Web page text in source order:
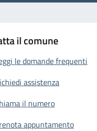
il comune
le domande frequenti
assistenza
il numero
appuntamento